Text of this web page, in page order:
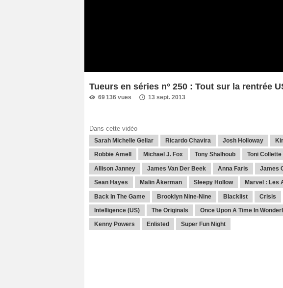
Tueurs en séries n° 250 : Tout sur la rentrée
69 136 vues 13 sept. 2013
Dans cette vidéo
Sarah Michelle Gellar Ricardo Chavira Josh Holloway
Robbie Amell Michael J. Fox Tony Shalhoub Toni Collette
Allison Janney James Van Der Beek Anna Faris James
Sean Hayes Malin Åkerman Sleepy Hollow Marvel : Les
Back In The Game Brooklyn Nine-Nine Blacklist Crisis
Intelligence (US) The Originals Once Upon A Time In
Kenny Powers Enlisted Super Fun Night